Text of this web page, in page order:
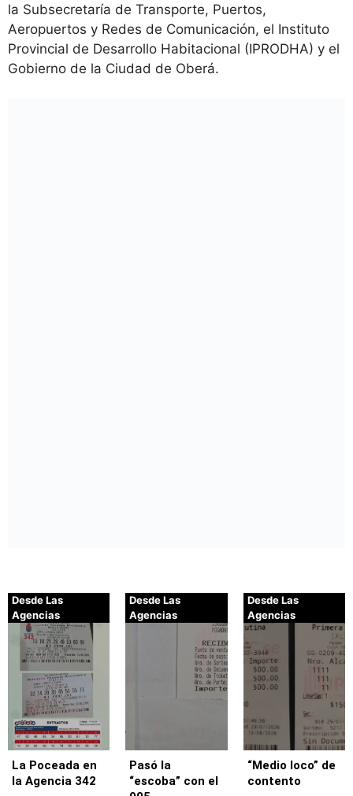
la Subsecretaría de Transporte, Puertos,
Aeropuertos y Redes de Comunicación, el Instituto
Provincial de Desarrollo Habitacional (IPRODHA) y el
Gobierno de la Ciudad de Oberá.
Desde Las
Agencias
La Poceada en
la Agencia 342
Desde Las
Agencias
Pasó la
“escoba” con el
Desde Las
Agencias
“Medio loco” de
contento